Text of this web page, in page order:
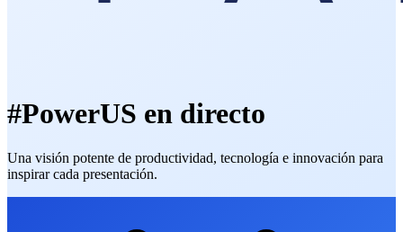
#PowerUS en directo
Una visión potente de productividad, tecnología e innovación para
inspirar cada presentación.